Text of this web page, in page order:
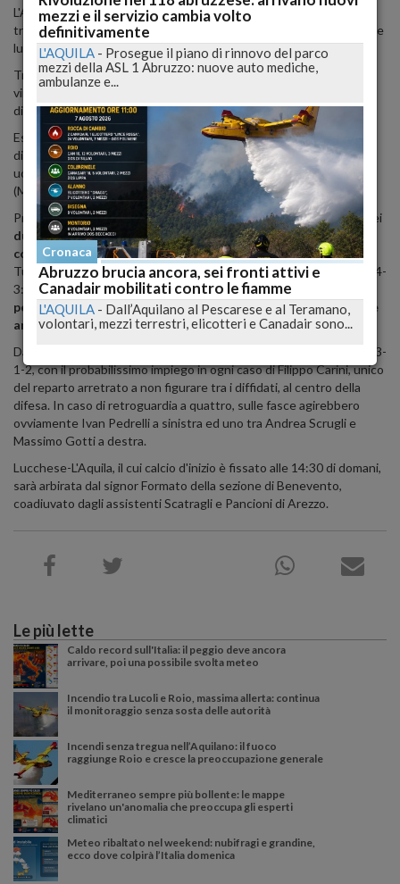
L'Aquila di Nunzio Zavettieri, attesa domani dall'impegno in
trasferta a Lucca, mercoledì prossimo dal recupero col Pontedera e
lunedì 9 nel posticipo serale contro la Reggiana.
Tre impegni ravvicinati che i rossoblù sono di fatto chiamati a
vincere, al fine di rimettersi in scia, se non per la promozione
diretta, perlomeno per un posto nei prossimi play-off.
Essenziale, dunque, sarà dosare correttamente le forze a
disposizione, e prestare la massima attenzione nella scelta degli
uomini, anche alla luce dei sei diffidati per la gara di domani
(Maccarrone, Zaffagnini, Pomante, Djuric, Perpetuini e Corapi).
Proprio il gran numero di diffidati sembrerebbe essere alla base dei
dubbi di Zavettieri circa il modulo da adoperare nella gara
contro la Lucchese, alquanto rivitalizzata rispetto all'andata.
Tutt'altro che scontato stavolta, dunque, il ricorso al consueto 3-4-
3: in particolare, da quanto trapelail tecnico calabrese starebbe
pensando di adottare la difesa a quattro e, magari, rinunciare
anche al tridente offensivo.
Da non escludere, dunque, un eventuale utilizzo del 4-3-3 o del 4-3-
1-2, con il probabilissimo impiego in ogni caso di Filippo Carini, unico
del reparto arretrato a non figurare tra i diffidati, al centro della
difesa. In caso di retroguardia a quattro, sulle fasce agirebbero
ovviamente Ivan Pedrelli a sinistra ed uno tra Andrea Scrugli e
Massimo Gotti a destra.
Lucchese-L'Aquila, il cui calcio d'inizio è fissato alle 14:30 di domani,
sarà arbirata dal signor Formato della sezione di Benevento,
coadiuvato dagli assistenti Scatragli e Pancioni di Arezzo.
Le più lette
Caldo record sull'Italia: il peggio deve ancora
arrivare, poi una possibile svolta meteo
Incendio tra Lucoli e Roio, massima allerta: continua
il monitoraggio senza sosta delle autorità
Incendi senza tregua nell’Aquilano: il fuoco
raggiunge Roio e cresce la preoccupazione generale
Mediterraneo sempre più bollente: le mappe
rivelano un'anomalia che preoccupa gli esperti
climatici
Meteo ribaltato nel weekend: nubifragi e grandine,
ecco dove colpirà l’Italia domenica
mezzi e il servizio cambia volto
definitivamente
L'AQUILA - Prosegue il piano di rinnovo del parco
mezzi della ASL 1 Abruzzo: nuove auto mediche,
ambulanze e...
Cronaca
Abruzzo brucia ancora, sei fronti attivi e
Canadair mobilitati contro le fiamme
L'AQUILA - Dall’Aquilano al Pescarese e al Teramano,
volontari, mezzi terrestri, elicotteri e Canadair sono...